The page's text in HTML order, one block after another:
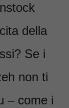
della
Se i
non ti
– come i